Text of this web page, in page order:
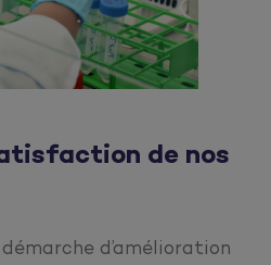
de nos
d’amélioration